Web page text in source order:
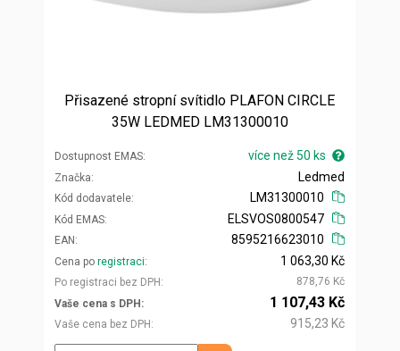
Přisazené stropní svítidlo PLAFON CIRCLE
35W LEDMED LM31300010
Dostupnost EMAS více než 50 ks
Značka
Kód dodavatele
Ledmed
LM31300010
Kód EMAS
EAN
ELSVOS0800547
8595216623010
Cena po registraci
Po registraci bez DPH
1 063,30 Kč
878,76 Kč
Vaše cena s DPH
Vaše cena bez DPH
1 107,43 Kč
915,23 Kč